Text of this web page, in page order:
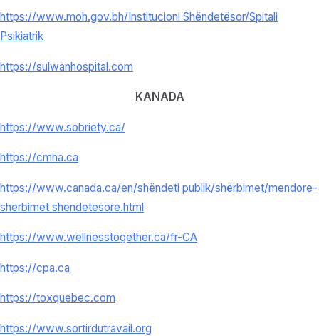
https://www.moh.gov.bh/ Institucioni Shëndetësor/Spitali
Psikiatrik
https://sulwanhospital.com
KANADA
https://www.sobriety.ca/
https://cmha.ca
https://www.canada.ca/en/shëndeti publik/shërbimet/mendore-
sherbimet shendetesore.html
https://www.wellnesstogether.ca/fr-CA
https://cpa.ca
https://toxquebec.com
https://www.sortirdutravail.org